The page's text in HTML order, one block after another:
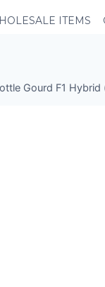
ITEMS
Gourd F1 Hybrid